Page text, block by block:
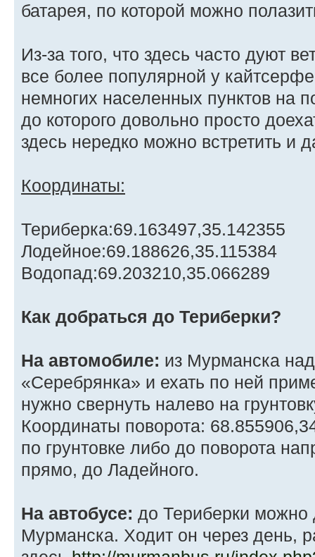
батарея, по которой можно
Из-за того, что здесь часто дуют
все более популярной у
немногих населенных пунктов на
до которого довольно просто
здесь нередко можно встретить и
Координаты:
Териберка:69.163497,35.142355
Лодейное:69.188626,35.115384
Водопад:69.203210,35.066289
Как добраться до Териберки?
На автомобиле: из Мурманска
«Серебрянка» и ехать по ней
нужно свернуть налево на
Координаты поворота:
по грунтовке либо до поворота
прямо, до Ладейного.
На автобусе: до Териберки можно
Мурманска. Ходит он через день,